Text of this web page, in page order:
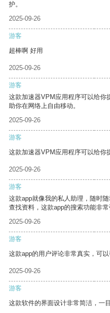
护。
2025-09-26
游客
超棒啊 好用
2025-09-26
游客
这款加速器VPM应用程序可以给你
助你在网络上自由移动。
2025-09-26
游客
这款加速器VPM应用程序可以给你
2025-09-26
游客
这款app就像我的私人助理，随时
查找资料，这款app的搜索功能非
2025-09-26
游客
这款app的用户评论非常真实，可以
2025-09-26
游客
这款软件的界面设计非常简洁，一目